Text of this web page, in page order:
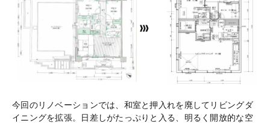
今回のリノベーションでは、和室と押入れを廃してリビングダ
イニングを拡張。日差しがたっぷりと入る、明るく開放的な空